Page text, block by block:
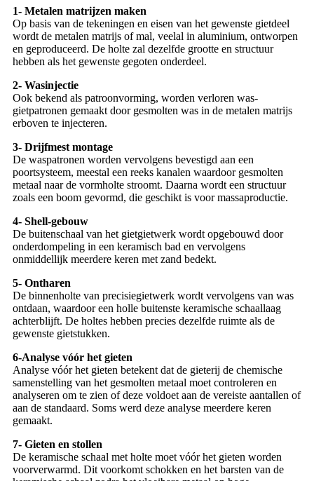
1- Metalen matrijzen maken
Op basis van de tekeningen en eisen van het gewenste gietdeel
wordt de metalen matrijs of mal, veelal in aluminium, ontworpen
en geproduceerd. De holte zal dezelfde grootte en structuur
hebben als het gewenste gegoten onderdeel.
2- Wasinjectie
Ook bekend als patroonvorming, worden verloren was-
gietpatronen gemaakt door gesmolten was in de metalen matrijs
erboven te injecteren.
3- Drijfmest montage
De waspatronen worden vervolgens bevestigd aan een
poortsysteem, meestal een reeks kanalen waardoor gesmolten
metaal naar de vormholte stroomt. Daarna wordt een structuur
zoals een boom gevormd, die geschikt is voor massaproductie.
4- Shell-gebouw
De buitenschaal van het gietgietwerk wordt opgebouwd door
onderdompeling in een keramisch bad en vervolgens
onmiddellijk meerdere keren met zand bedekt.
5- Ontharen
De binnenholte van precisiegietwerk wordt vervolgens van was
ontdaan, waardoor een holle buitenste keramische schaallaag
achterblijft. De holtes hebben precies dezelfde ruimte als de
gewenste gietstukken.
6-Analyse vóór het gieten
Analyse vóór het gieten betekent dat de gieterij de chemische
samenstelling van het gesmolten metaal moet controleren en
analyseren om te zien of deze voldoet aan de vereiste aantallen of
aan de standaard. Soms werd deze analyse meerdere keren
gemaakt.
7- Gieten en stollen
De keramische schaal met holte moet vóór het gieten worden
voorverwarmd. Dit voorkomt schokken en het barsten van de